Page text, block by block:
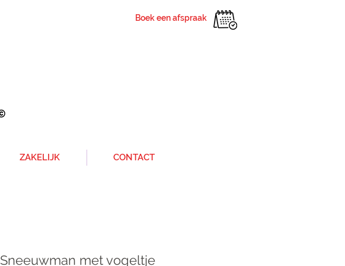
Boek een afspraak
ZAKELIJK CONTACT
Sneeuwman met vogeltje